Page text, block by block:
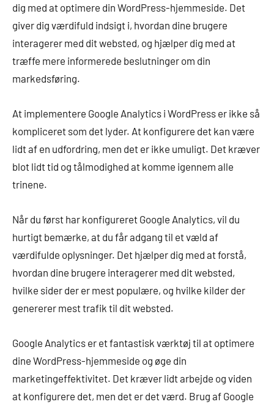
dig med at optimere din WordPress-hjemmeside. Det
giver dig værdifuld indsigt i, hvordan dine brugere
interagerer med dit websted, og hjælper dig med at
træffe mere informerede beslutninger om din
markedsføring.
At implementere Google Analytics i WordPress er ikke så
kompliceret som det lyder. At konfigurere det kan være
lidt af en udfordring, men det er ikke umuligt. Det kræver
blot lidt tid og tålmodighed at komme igennem alle
trinene.
Når du først har konfigureret Google Analytics, vil du
hurtigt bemærke, at du får adgang til et væld af
værdifulde oplysninger. Det hjælper dig med at forstå,
hvordan dine brugere interagerer med dit websted,
hvilke sider der er mest populære, og hvilke kilder der
genererer mest trafik til dit websted.
Google Analytics er et fantastisk værktøj til at optimere
dine WordPress-hjemmeside og øge din
marketingeffektivitet. Det kræver lidt arbejde og viden
at konfigurere det, men det er det værd. Brug af Google